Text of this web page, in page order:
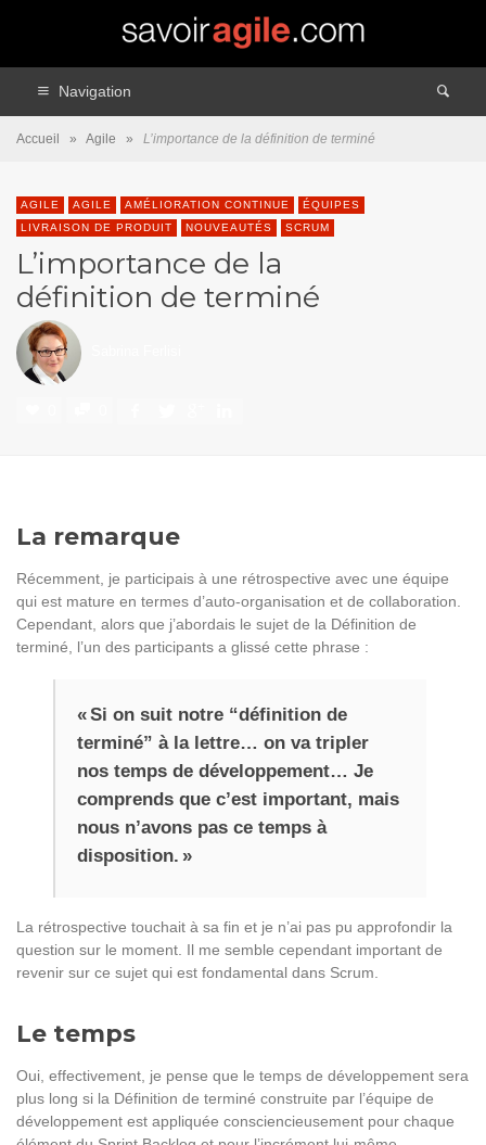
Navigation
Accueil » Agile » L’importance de la définition de terminé
AGILE AGILE AMÉLIORATION CONTINUE
ÉQUIPES
LIVRAISON DE PRODUIT
NOUVEAUTÉS SCRUM
L’importance de la
définition de terminé
La remarque
Récemment, je participais à une rétrospective avec une équipe
qui est mature en termes d’auto-organisation et de collaboration.
Cependant, alors que j’abordais le sujet de la Définition de
terminé, l’un des participants a glissé cette phrase :
« Si on suit notre “définition de
terminé” à la lettre… on va tripler
nos temps de développement… Je
comprends que c’est important, mais
nous n’avons pas ce temps à
disposition. »
La rétrospective touchait à sa fin et je n’ai pas pu approfondir la
question sur le moment. Il me semble cependant important de
revenir sur ce sujet qui est fondamental dans Scrum.
Le temps
Oui, effectivement, je pense que le temps de développement sera
plus long si la Définition de terminé construite par l’équipe de
développement est appliquée consciencieusement pour chaque